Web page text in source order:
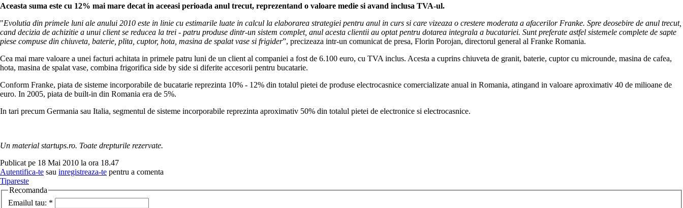
Aceasta suma este cu 12% mai mare decat in aceeasi perioada anul trecut, reprezentand o valoare medie si avand inclusa TVA-ul.
"Evolutia din primele luni ale anului 2010 este in linie cu estimarile luate in calcul la elaborarea strategiei pentru anul in curs si care vizeaza o crestere moderata a afacerilor Franke. Spre deosebire de anul trecut,
cand decizia de achizitie a unui client se reducea la trei - patru produse dintr-un sistem complet, anul acesta clientii au optat pentru dotarea integrala a bucatariei. Sunt preferate astfel sistemele complete de sapte
piese compuse din chiuveta, baterie, plita, cuptor, hota, masina de spalat vase si frigider”, precizeaza intr-un comunicat de presa, Florin Porojan, directorul general al Franke Romania.
Cea mai mare valoare a unei facturi achitata in primele patru luni de un client al companiei a fost de 6.100 euro, cu TVA inclus. Acesta a cuprins chiuveta de granit, baterie, cuptor cu microunde, masina de cafea,
hota, masina de spalat vase, combina frigorifica side by side si diferite accesorii pentru bucatarie.
Conform Franke, piata de sisteme incorporabile de bucatarie reprezinta 10% - 12% din totalul pietei de produse electrocasnice comercializate anual in Romania, atingand in valoare aproximativ 40 de milioane de
euro. In 2005, piata de built-in din Romania era de 5%.
In tari precum Germania sau Italia, segmentul de sisteme incorporabile reprezinta aproximativ 50% din totalul pietei de electronice si electrocasnice.
Un material startups.ro. Toate drepturile rezervate.
Publicat pe 18 Mai 2010 la ora 18.47
Autentifica-te sau inregistreaza-te pentru a comenta
Tipareste
Recomanda
Emailul tau: *